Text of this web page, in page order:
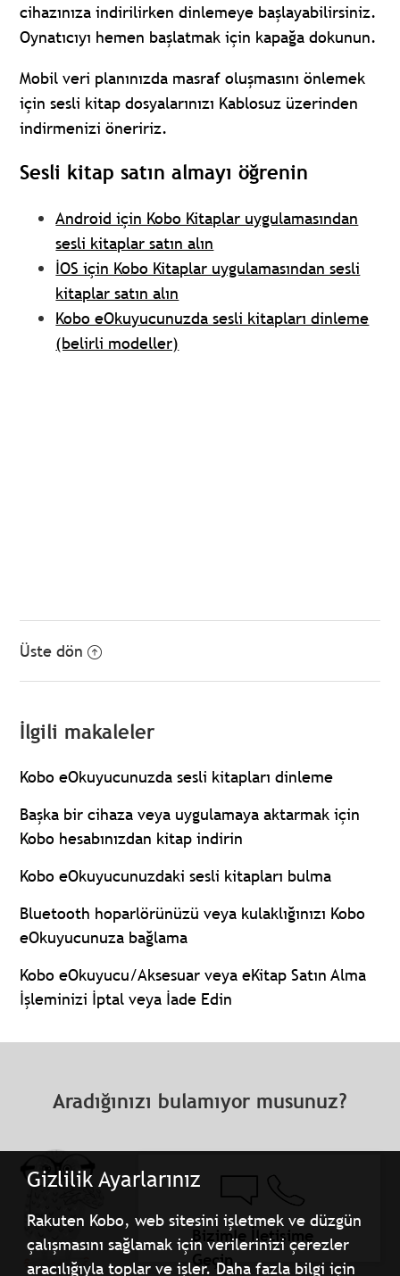
Gizlilik Ayarlarınız
Rakuten Kobo, web sitesini işletmek ve düzgün
çalışmasını sağlamak için verilerinizi çerezler
aracılığıyla toplar ve işler. Daha fazla bilgi için
cihazınıza indirilirken dinlemeye başlayabilirsiniz.
Oynatıcıyı hemen başlatmak için kapağa dokunun.
Mobil veri planınızda masraf oluşmasını önlemek
için sesli kitap dosyalarınızı Kablosuz üzerinden
indirmenizi öneririz.
Sesli kitap satın almayı öğrenin
Android için Kobo Kitaplar uygulamasından
sesli kitaplar satın alın
İOS için Kobo Kitaplar uygulamasından sesli
kitaplar satın alın
Kobo eOkuyucunuzda sesli kitapları dinleme
(belirli modeller)
Üste dön
İlgili makaleler
Kobo eOkuyucunuzda sesli kitapları dinleme
Başka bir cihaza veya uygulamaya aktarmak için
Kobo hesabınızdan kitap indirin
Kobo eOkuyucunuzdaki sesli kitapları bulma
Bluetooth hoparlörünüzü veya kulaklığınızı Kobo
eOkuyucunuza bağlama
Kobo eOkuyucu/Aksesuar veya eKitap Satın Alma
İşleminizi İptal veya İade Edin
Aradığınızı bulamıyor musunuz?
Bizimle İletişime
Geçin